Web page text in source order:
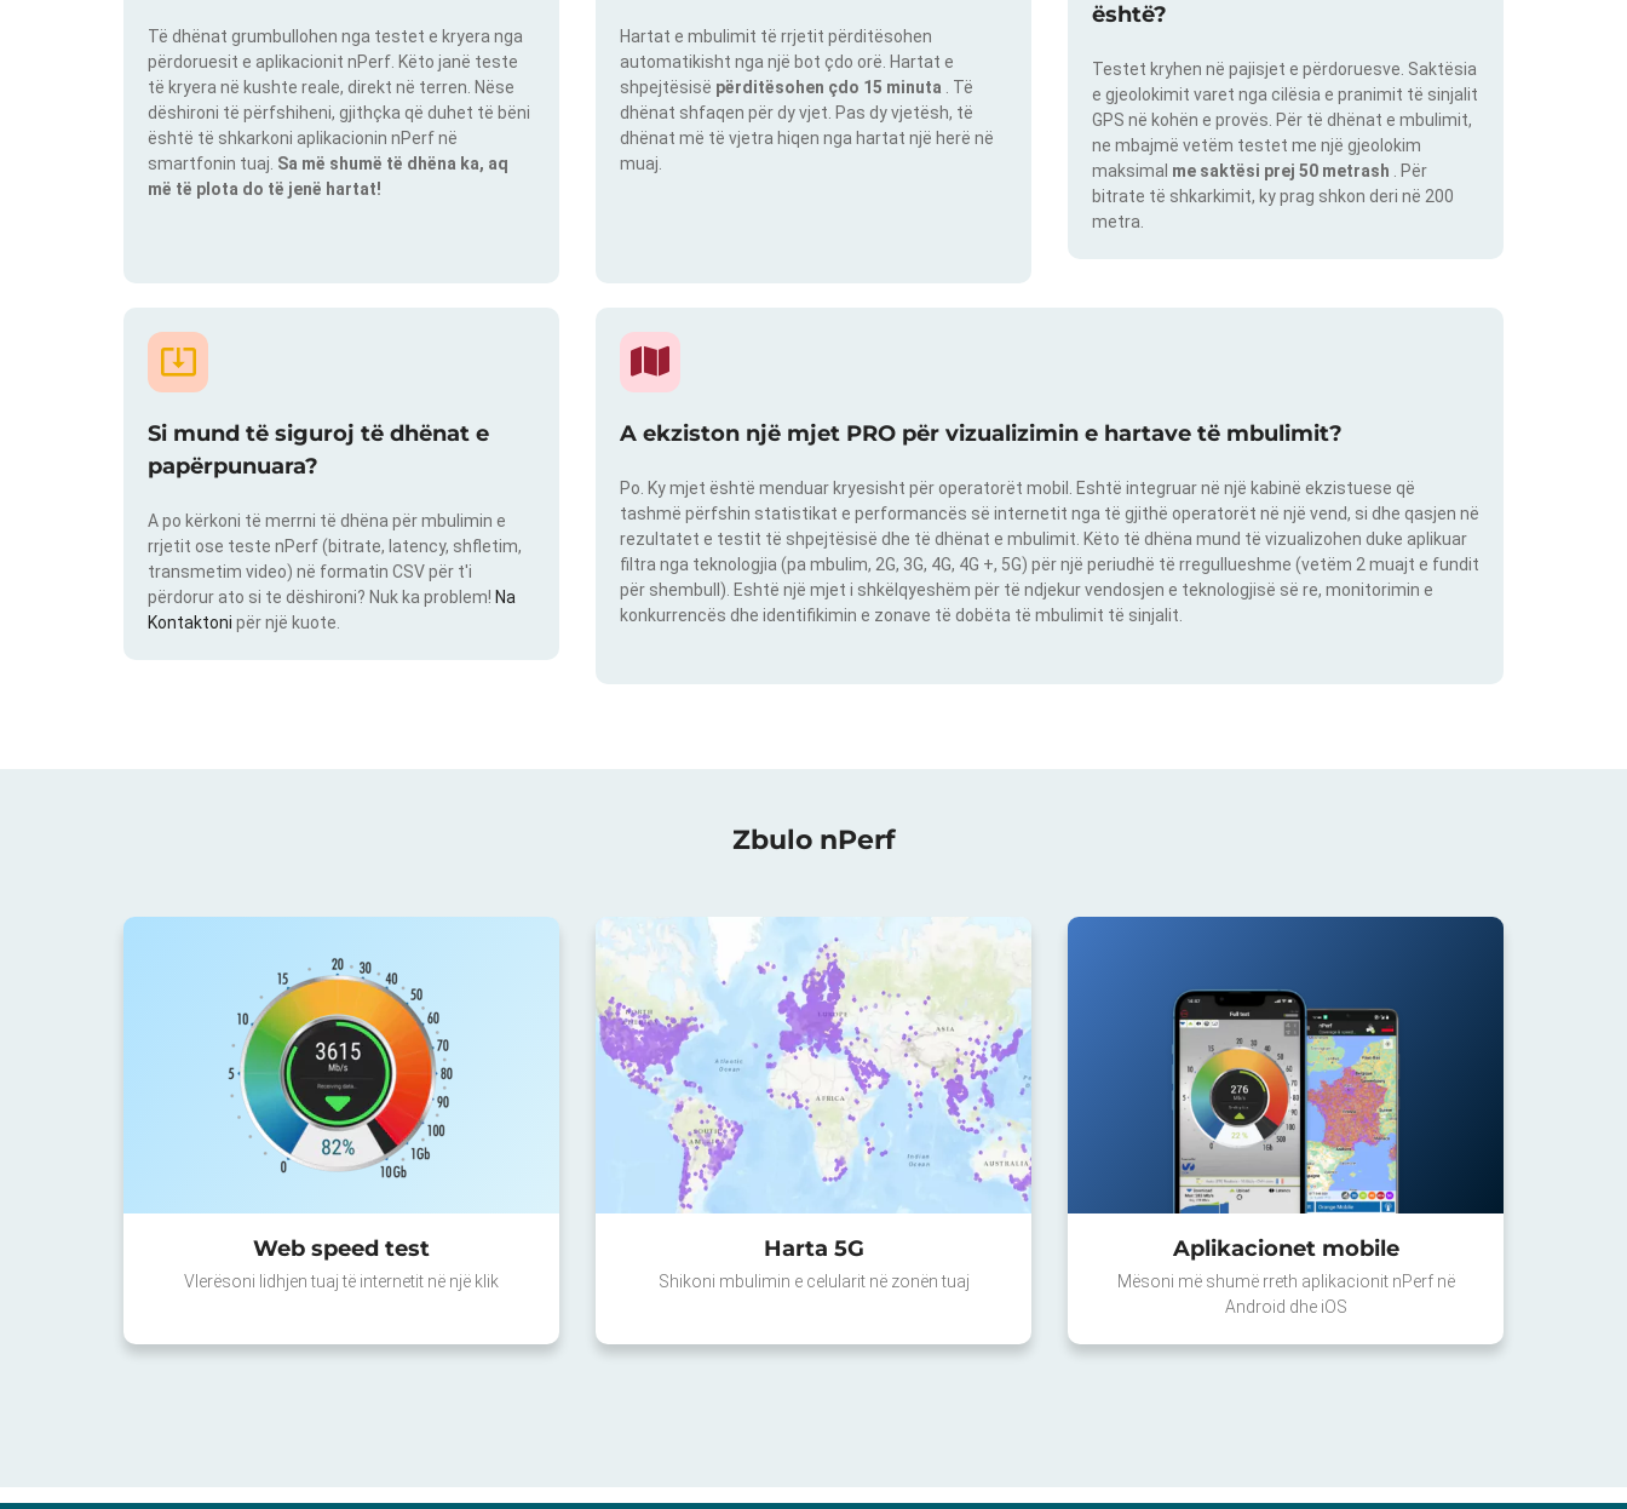
Të dhënat grumbullohen nga testet e kryera nga
përdoruesit e aplikacionit nPerf. Këto janë teste
të kryera në kushte reale, direkt në terren. Nëse
dëshironi të përfshiheni, gjithçka që duhet të bëni
është të shkarkoni aplikacionin nPerf në
smartfonin tuaj. Sa më shumë të dhëna ka, aq
më të plota do të jenë hartat!
Hartat e mbulimit të rrjetit përditësohen
automatikisht nga një bot çdo orë. Hartat e
shpejtësisë përditësohen çdo 15 minuta
. Të
dhënat shfaqen për dy vjet. Pas dy vjetësh, të
dhënat më të vjetra hiqen nga hartat një herë në
muaj.
është?
Testet kryhen në pajisjet e përdoruesve. Saktësia
e gjeolokimit varet nga cilësia e pranimit të sinjalit
GPS në kohën e provës. Për të dhënat e mbulimit,
ne mbajmë vetëm testet me një gjeolokim
maksimal me saktësi prej 50 metrash
. Për
bitrate të shkarkimit, ky prag shkon deri në 200
metra.
Si mund të siguroj të dhënat e
papërpunuara?
A po kërkoni të merrni të dhëna për mbulimin e
rrjetit ose teste nPerf (bitrate, latency, shfletim,
transmetim video) në formatin CSV për t'i
përdorur ato si te dëshironi? Nuk ka problem! Na
Kontaktoni për një kuote.
A ekziston një mjet PRO për vizualizimin e hartave të mbulimit?
Po. Ky mjet është menduar kryesisht për operatorët mobil. Eshtë integruar në një kabinë ekzistuese që
tashmë përfshin statistikat e performancës së internetit nga të gjithë operatorët në një vend, si dhe qasjen në
rezultatet e testit të shpejtësisë dhe të dhënat e mbulimit. Këto të dhëna mund të vizualizohen duke aplikuar
filtra nga teknologjia (pa mbulim, 2G, 3G, 4G, 4G +, 5G) për një periudhë të rregullueshme (vetëm 2 muajt e fundit
për shembull). Eshtë një mjet i shkëlqyeshëm për të ndjekur vendosjen e teknologjisë së re, monitorimin e
konkurrencës dhe identifikimin e zonave të dobëta të mbulimit të sinjalit.
Zbulo nPerf
Web speed test
Vlerësoni lidhjen tuaj të internetit në një klik
Harta 5G
Shikoni mbulimin e celularit në zonën tuaj
Aplikacionet mobile
Mësoni më shumë rreth aplikacionit nPerf në
Android dhe iOS